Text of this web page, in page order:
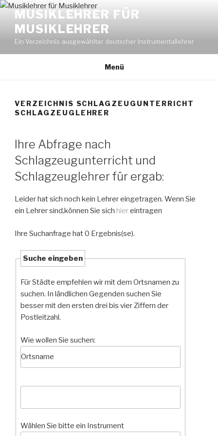
Zum
Inhalt
springen
MUSIKLEHRER FÜR
MUSIKLEHRER
Ein Verzeichnis ausgewählter deutscher Instrumentallehrer
Menü
VERZEICHNIS SCHLAGZEUGUNTERRICHT
SCHLAGZEUGLEHRER
Ihre Abfrage nach
Schlagzeugunterricht und
Schlagzeuglehrer für ergab:
Leider hat sich noch kein Lehrer eingetragen. Wenn Sie
ein Lehrer sind,können Sie sich hiereintragen
Ihre Suchanfrage hat 0 Ergebnis(se).
Suche eingeben
Für Städte empfehlen wir mit dem Ortsnamen zu
suchen. In ländlichen Gegenden suchen Sie
besser mit den ersten drei bis vier Ziffern der
Postleitzahl.
Wie wollen Sie suchen:
Wählen Sie bitte ein Instrument